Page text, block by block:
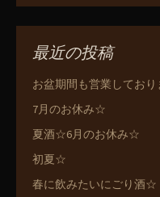
最近の投稿
お盆期間も営業してお
7月のお休み☆
夏酒☆6月のお休み☆
初夏☆
春に飲みたいにごり酒☆